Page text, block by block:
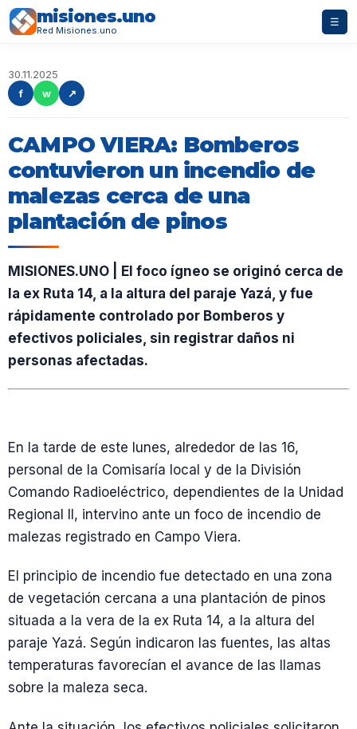
misiones.uno
Red Misiones.uno
☰
30.11.2025
f
w ↗
CAMPO VIERA: Bomberos
contuvieron un incendio de
malezas cerca de una
plantación de pinos
MISIONES.UNO | El foco ígneo se originó cerca de
la ex Ruta 14, a la altura del paraje Yazá, y fue
rápidamente controlado por Bomberos y
efectivos policiales, sin registrar daños ni
personas afectadas.
En la tarde de este lunes, alrededor de las 16,
personal de la Comisaría local y de la División
Comando Radioeléctrico, dependientes de la Unidad
Regional II, intervino ante un foco de incendio de
malezas registrado en Campo Viera.
El principio de incendio fue detectado en una zona
de vegetación cercana a una plantación de pinos
situada a la vera de la ex Ruta 14, a la altura del
paraje Yazá. Según indicaron las fuentes, las altas
temperaturas favorecían el avance de las llamas
sobre la maleza seca.